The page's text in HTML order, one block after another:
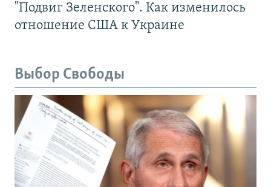
"Подвиг Зеленского". Как изменилось
отношение США к Украине
Выбор Свободы